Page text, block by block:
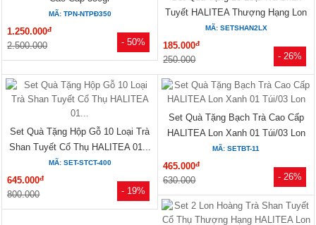
- 50%
MÃ: TPN-NTPĐ350
1.250.000đ
2.500.000
- 26%
Tuyết HALITEA Thượng Hạng Lon
Xanh
MÃ: SETSHAN2LX
185.000đ
250.000
- 19%
Set Quà Tặng Hộp Gỗ 10 Loại Trà
Shan Tuyết Cổ Thụ HALITEA 01...
MÃ: SET-STCT-400
645.000đ
800.000
- 26%
Set Quà Tặng Bạch Trà Cao Cấp
HALITEA Lon Xanh 01 Túi/03 Lon
MÃ: SETBT-11
465.000đ
630.000